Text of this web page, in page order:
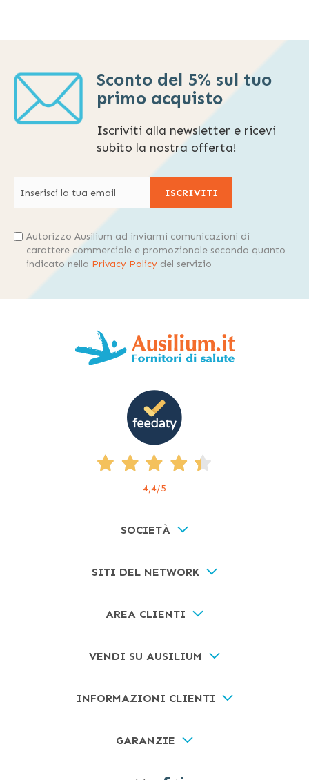
Sconto del 5% sul tuo
primo acquisto
Iscriviti alla newsletter e ricevi
subito la nostra offerta!
ISCRIVITI
Autorizzo Ausilium ad inviarmi comunicazioni di
carattere commerciale e promozionale secondo quanto
indicato nella Privacy Policy del servizio
4,4/5
SOCIETÀ
SITI DEL NETWORK
AREA CLIENTI
VENDI SU AUSILIUM
INFORMAZIONI CLIENTI
GARANZIE